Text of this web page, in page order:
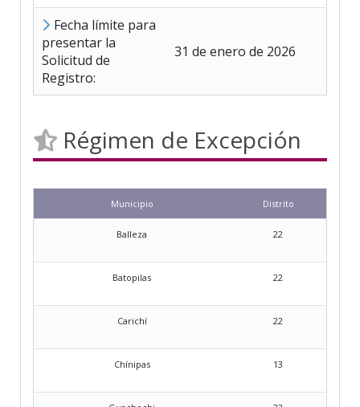
Fecha límite para
presentar la
Solicitud de
Registro:
31 de enero de 2026
Régimen de Excepción
Municipio Distrito
Balleza 22
Batopilas 22
Carichí 22
Chínipas 13